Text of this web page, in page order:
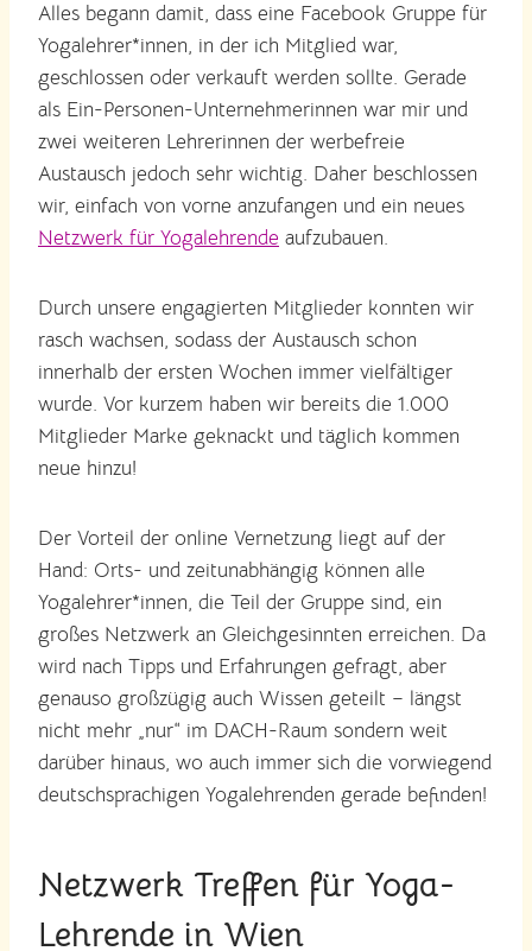
Alles begann damit, dass eine Facebook Gruppe für
Yogalehrer*innen, in der ich Mitglied war,
geschlossen oder verkauft werden sollte. Gerade
als Ein-Personen-Unternehmerinnen war mir und
zwei weiteren Lehrerinnen der werbefreie
Austausch jedoch sehr wichtig. Daher beschlossen
wir, einfach von vorne anzufangen und ein neues
Netzwerk für Yogalehrende aufzubauen.
Durch unsere engagierten Mitglieder konnten wir
rasch wachsen, sodass der Austausch schon
innerhalb der ersten Wochen immer vielfältiger
wurde. Vor kurzem haben wir bereits die 1.000
Mitglieder Marke geknackt und täglich kommen
neue hinzu!
Der Vorteil der online Vernetzung liegt auf der
Hand: Orts- und zeitunabhängig können alle
Yogalehrer*innen, die Teil der Gruppe sind, ein
großes Netzwerk an Gleichgesinnten erreichen. Da
wird nach Tipps und Erfahrungen gefragt, aber
genauso großzügig auch Wissen geteilt – längst
nicht mehr „nur“ im DACH-Raum sondern weit
darüber hinaus, wo auch immer sich die vorwiegend
deutschsprachigen Yogalehrenden gerade befinden!
Netzwerk Treffen für Yoga-
Lehrende in Wien